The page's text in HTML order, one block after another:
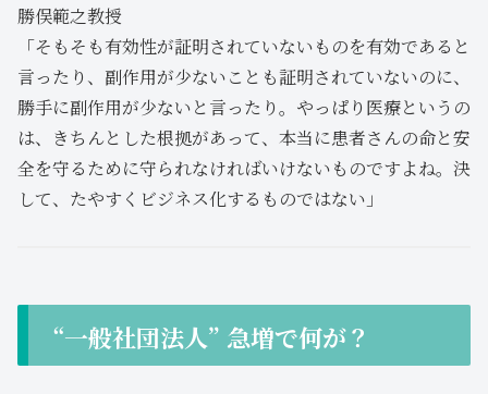
勝俣範之教授
「そもそも有効性が証明されていないものを有効であると
言ったり、副作用が少ないことも証明されていないのに、
勝手に副作用が少ないと言ったり。やっぱり医療というの
は、きちんとした根拠があって、本当に患者さんの命と安
全を守るために守られなければいけないものですよね。決
して、たやすくビジネス化するものではない」
“一般社団法人” 急増で何が？